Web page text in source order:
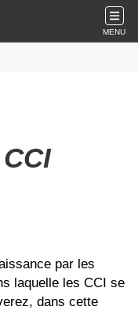
MENU
par les
laquelle les CCI se
dans cette